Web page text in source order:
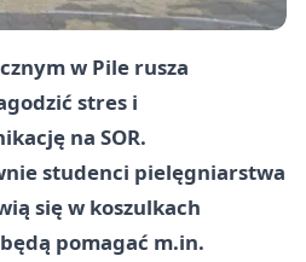
w Pile rusza
stres i
na SOR.
studenci pielęgniarstwa
się w koszulkach
pomagać m.in.